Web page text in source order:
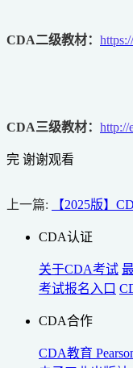
CDA二级教材：
CDA三级教材： http://
完 谢谢观看
上一篇: 【2025版】
CDA认证
关于CDA考试
考试报名入口
CDA合作
CDA教育